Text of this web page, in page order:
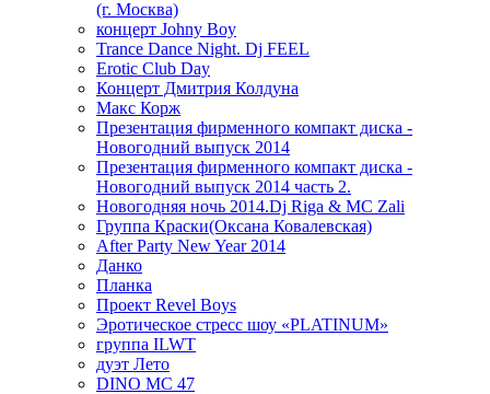
(г. Москва)
концерт Johny Boy
Trance Dance Night. Dj FEEL
Erotic Club Day
Концерт Дмитрия Колдуна
Макс Корж
Презентация фирменного компакт диска -
Новогодний выпуск 2014
Презентация фирменного компакт диска -
Новогодний выпуск 2014 часть 2.
Новогодняя ночь 2014.Dj Riga & MC Zali
Группа Краски(Оксана Ковалевская)
After Party New Year 2014
Данко
Планка
Проект Revel Boys
Эротическое стресс шоу «PLATINUM»
группа ILWT
дуэт Лето
DINO MC 47